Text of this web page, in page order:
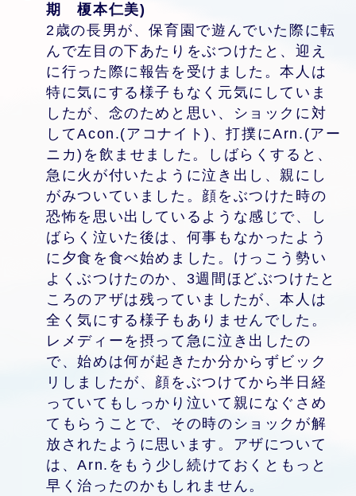
期 榎本仁美)
2歳の長男が、保育園で遊んでいた際に転
んで左目の下あたりをぶつけたと、迎え
に行った際に報告を受けました。本人は
特に気にする様子もなく元気にしていま
したが、念のためと思い、ショックに対
してAcon.(アコナイト)、打撲にArn.(アー
ニカ)を飲ませました。しばらくすると、
急に火が付いたように泣き出し、親にし
がみついていました。顔をぶつけた時の
恐怖を思い出しているような感じで、し
ばらく泣いた後は、何事もなかったよう
に夕食を食べ始めました。けっこう勢い
よくぶつけたのか、3週間ほどぶつけたと
ころのアザは残っていましたが、本人は
全く気にする様子もありませんでした。
レメディーを摂って急に泣き出したの
で、始めは何が起きたか分からずビック
リしましたが、顔をぶつけてから半日経
っていてもしっかり泣いて親になぐさめ
てもらうことで、その時のショックが解
放されたように思います。アザについて
は、Arn.をもう少し続けておくともっと
早く治ったのかもしれません。